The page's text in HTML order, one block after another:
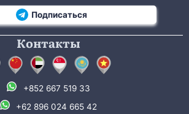
Подписаться
Контакты
+852 667 519 33
+62 896 024 665 42